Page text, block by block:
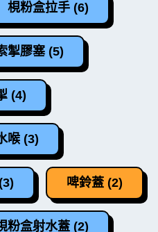
梘粉盒拉手 (6)
掣膠塞 (5)
(4)
喉 (3)
啤鈴蓋 (2)
粉盒射水蓋 (2)